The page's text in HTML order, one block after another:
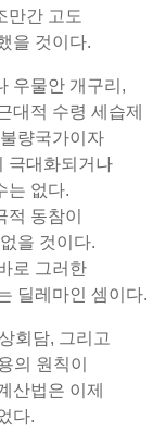
만간 고도
을 것이다.
우물안 개구리,
대적 수령 세습제
량국가이자
극대화되거나
는 없다.
동참이
을 것이다.
로 그러한
딜레마인 셈이다.
회담, 그리고
의 원칙이
산법은 이제
다.